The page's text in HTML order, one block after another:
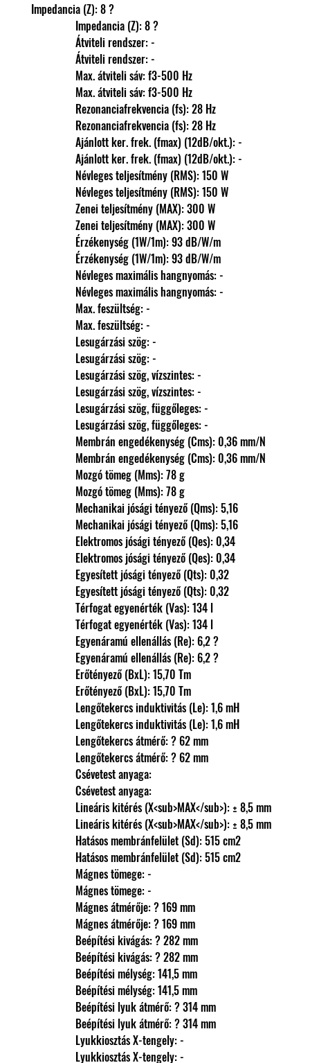
Impedancia (Z): 8 ?
                Impedancia (Z): 8 ?
                Átviteli rendszer: -
                Átviteli rendszer: -
                Max. átviteli sáv: f3-500 Hz
                Max. átviteli sáv: f3-500 Hz
                Rezonanciafrekvencia (fs): 28 Hz
                Rezonanciafrekvencia (fs): 28 Hz
                Ajánlott ker. frek. (fmax) (12dB/okt.): -
                Ajánlott ker. frek. (fmax) (12dB/okt.): -
                Névleges teljesítmény (RMS): 150 W
                Névleges teljesítmény (RMS): 150 W
                Zenei teljesítmény (MAX): 300 W
                Zenei teljesítmény (MAX): 300 W
                Érzékenység (1W/1m): 93 dB/W/m
                Érzékenység (1W/1m): 93 dB/W/m
                Névleges maximális hangnyomás: -
                Névleges maximális hangnyomás: -
                Max. feszültség: -
                Max. feszültség: -
                Lesugárzási szög: -
                Lesugárzási szög: -
                Lesugárzási szög, vízszintes: -
                Lesugárzási szög, vízszintes: -
                Lesugárzási szög, függőleges: -
                Lesugárzási szög, függőleges: -
                Membrán engedékenység (Cms): 0,36 mm/N
                Membrán engedékenység (Cms): 0,36 mm/N
                Mozgó tömeg (Mms): 78 g
                Mozgó tömeg (Mms): 78 g
                Mechanikai jósági tényező (Qms): 5,16
                Mechanikai jósági tényező (Qms): 5,16
                Elektromos jósági tényező (Qes): 0,34
                Elektromos jósági tényező (Qes): 0,34
                Egyesített jósági tényező (Qts): 0,32
                Egyesített jósági tényező (Qts): 0,32
                Térfogat egyenérték (Vas): 134 l
                Térfogat egyenérték (Vas): 134 l
                Egyenáramú ellenállás (Re): 6,2 ?
                Egyenáramú ellenállás (Re): 6,2 ?
                Erőtényező (BxL): 15,70 Tm
                Erőtényező (BxL): 15,70 Tm
                Lengőtekercs induktivitás (Le): 1,6 mH
                Lengőtekercs induktivitás (Le): 1,6 mH
                Lengőtekercs átmérő: ? 62 mm
                Lengőtekercs átmérő: ? 62 mm
                Csévetest anyaga:
                Csévetest anyaga:
                Lineáris kitérés (X<sub>MAX</sub>): ± 8,5 mm
                Lineáris kitérés (X<sub>MAX</sub>): ± 8,5 mm
                Hatásos membránfelület (Sd): 515 cm2
                Hatásos membránfelület (Sd): 515 cm2
                Mágnes tömege: -
                Mágnes tömege: -
                Mágnes átmérője: ? 169 mm
                Mágnes átmérője: ? 169 mm
                Beépítési kivágás: ? 282 mm
                Beépítési kivágás: ? 282 mm
                Beépítési mélység: 141,5 mm
                Beépítési mélység: 141,5 mm
                Beépítési lyuk átmérő: ? 314 mm
                Beépítési lyuk átmérő: ? 314 mm
                Lyukkiosztás X-tengely: -
                Lyukkiosztás X-tengely: -